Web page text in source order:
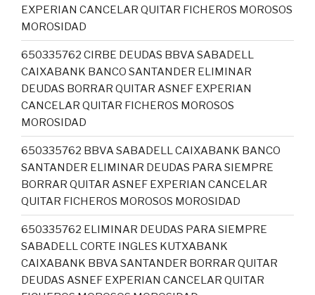
EXPERIAN CANCELAR QUITAR FICHEROS MOROSOS
MOROSIDAD
650335762 CIRBE DEUDAS BBVA SABADELL
CAIXABANK BANCO SANTANDER ELIMINAR
DEUDAS BORRAR QUITAR ASNEF EXPERIAN
CANCELAR QUITAR FICHEROS MOROSOS
MOROSIDAD
650335762 BBVA SABADELL CAIXABANK BANCO
SANTANDER ELIMINAR DEUDAS PARA SIEMPRE
BORRAR QUITAR ASNEF EXPERIAN CANCELAR
QUITAR FICHEROS MOROSOS MOROSIDAD
650335762 ELIMINAR DEUDAS PARA SIEMPRE
SABADELL CORTE INGLES KUTXABANK
CAIXABANK BBVA SANTANDER BORRAR QUITAR
DEUDAS ASNEF EXPERIAN CANCELAR QUITAR